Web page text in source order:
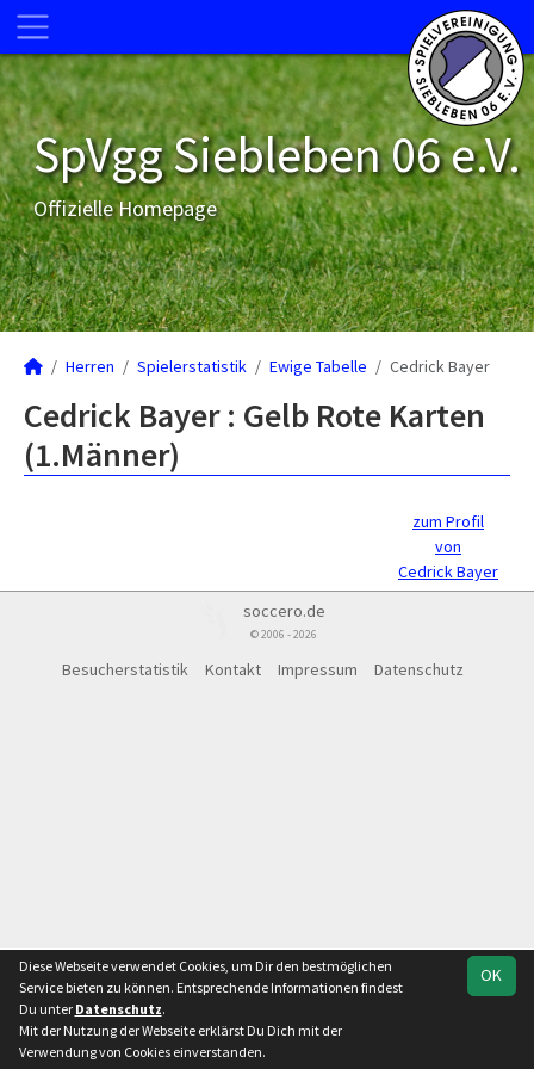
SpVgg Siebleben 06 e.V.
Offizielle Homepage
Herren Spielerstatistik Ewige Tabelle Cedrick Bayer
Cedrick Bayer : Gelb Rote Karten
(1.Männer)
zum Profil
von
Cedrick Bayer
soccero.de
© 2006 - 2026
Besucherstatistik Kontakt Impressum Datenschutz
OK
Diese Webseite verwendet Cookies, um Dir den bestmöglichen
Service bieten zu können. Entsprechende Informationen findest
Du unter Datenschutz.
Mit der Nutzung der Webseite erklärst Du Dich mit der
Verwendung von Cookies einverstanden.